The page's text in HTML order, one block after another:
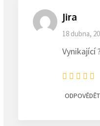
Jira
18 dubna,
Vynikající
ODPOVĚDĚT